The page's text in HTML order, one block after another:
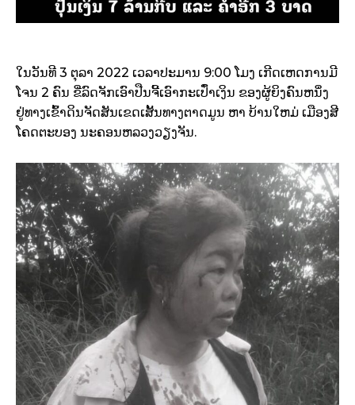
ໃນວັນທີ 3 ຕຸລາ 2022 ເວລາປະມານ 9:00 ໂມງ ເກີດເຫດການມີ
ໂຈນ 2 ຄົນ ຂີ່ລົດຈັກເອົາປືນຈີ້ເອົາກະເປົ໋າເງິນ ຂອງຜູ້ຍິງຄົນຫນຶ່ງ
ຢູ່ທາງເຂົ້າດິນຈັດສັນເຂດເສັ້ນທາງຕາດມູນ ຫາ ບ້ານໃຫມ່ ເມືອງສີ
ໂຄດຕະບອງ ນະຄອນຫລວງວຽງຈັນ.